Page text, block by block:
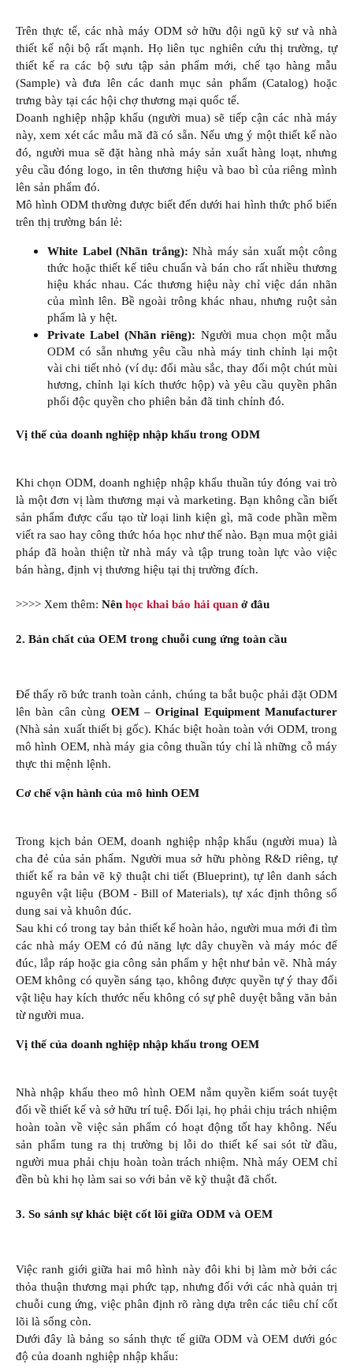
Trên thực tế, các nhà máy ODM sở hữu đội ngũ kỹ sư và nhà
thiết kế nội bộ rất mạnh. Họ liên tục nghiên cứu thị trường, tự
thiết kế ra các bộ sưu tập sản phẩm mới, chế tạo hàng mẫu
(Sample) và đưa lên các danh mục sản phẩm (Catalog) hoặc
trưng bày tại các hội chợ thương mại quốc tế.
Doanh nghiệp nhập khẩu (người mua) sẽ tiếp cận các nhà máy
này, xem xét các mẫu mã đã có sẵn. Nếu ưng ý một thiết kế nào
đó, người mua sẽ đặt hàng nhà máy sản xuất hàng loạt, nhưng
yêu cầu đóng logo, in tên thương hiệu và bao bì của riêng mình
lên sản phẩm đó.
Mô hình ODM thường được biết đến dưới hai hình thức phổ biến
trên thị trường bán lẻ:
White Label (Nhãn trắng): Nhà máy sản xuất một công
thức hoặc thiết kế tiêu chuẩn và bán cho rất nhiều thương
hiệu khác nhau. Các thương hiệu này chỉ việc dán nhãn
của mình lên. Bề ngoài trông khác nhau, nhưng ruột sản
phẩm là y hệt.​
Private Label (Nhãn riêng): Người mua chọn một mẫu
ODM có sẵn nhưng yêu cầu nhà máy tinh chỉnh lại một
vài chi tiết nhỏ (ví dụ: đổi màu sắc, thay đổi một chút mùi
hương, chỉnh lại kích thước hộp) và yêu cầu quyền phân
phối độc quyền cho phiên bản đã tinh chỉnh đó.​
Vị thế của doanh nghiệp nhập khẩu trong ODM
Khi chọn ODM, doanh nghiệp nhập khẩu thuần túy đóng vai trò
là một đơn vị làm thương mại và marketing. Bạn không cần biết
sản phẩm được cấu tạo từ loại linh kiện gì, mã code phần mềm
viết ra sao hay công thức hóa học như thế nào. Bạn mua một giải
pháp đã hoàn thiện từ nhà máy và tập trung toàn lực vào việc
bán hàng, định vị thương hiệu tại thị trường đích.
>>>> Xem thêm: Nên học khai báo hải quan ở đâu
2. Bản chất của OEM trong chuỗi cung ứng toàn cầu
Để thấy rõ bức tranh toàn cảnh, chúng ta bắt buộc phải đặt ODM
lên bàn cân cùng OEM–Original Equipment Manufacturer
(Nhà sản xuất thiết bị gốc). Khác biệt hoàn toàn với ODM, trong
mô hình OEM, nhà máy gia công thuần túy chỉ là những cỗ máy
thực thi mệnh lệnh.
Cơ chế vận hành của mô hình OEM
Trong kịch bản OEM, doanh nghiệp nhập khẩu (người mua) là
cha đẻ của sản phẩm. Người mua sở hữu phòng R&D riêng, tự
thiết kế ra bản vẽ kỹ thuật chi tiết (Blueprint), tự lên danh sách
nguyên vật liệu (BOM - Bill of Materials), tự xác định thông số
dung sai và khuôn đúc.
Sau khi có trong tay bản thiết kế hoàn hảo, người mua mới đi tìm
các nhà máy OEM có đủ năng lực dây chuyền và máy móc để
đúc, lắp ráp hoặc gia công sản phẩm y hệt như bản vẽ. Nhà máy
OEM không có quyền sáng tạo, không được quyền tự ý thay đổi
vật liệu hay kích thước nếu không có sự phê duyệt bằng văn bản
từ người mua.
Vị thế của doanh nghiệp nhập khẩu trong OEM
Nhà nhập khẩu theo mô hình OEM nắm quyền kiểm soát tuyệt
đối về thiết kế và sở hữu trí tuệ. Đổi lại, họ phải chịu trách nhiệm
hoàn toàn về việc sản phẩm có hoạt động tốt hay không. Nếu
sản phẩm tung ra thị trường bị lỗi do thiết kế sai sót từ đầu,
người mua phải chịu hoàn toàn trách nhiệm. Nhà máy OEM chỉ
đền bù khi họ làm sai so với bản vẽ kỹ thuật đã chốt.
3. So sánh sự khác biệt cốt lõi giữa ODM và OEM
Việc ranh giới giữa hai mô hình này đôi khi bị làm mờ bởi các
thỏa thuận thương mại phức tạp, nhưng đối với các nhà quản trị
chuỗi cung ứng, việc phân định rõ ràng dựa trên các tiêu chí cốt
lõi là sống còn.
Dưới đây là bảng so sánh thực tế giữa ODM và OEM dưới góc
độ của doanh nghiệp nhập khẩu: